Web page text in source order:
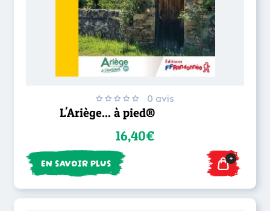
0 avis
L'Ariège... à pied®
16,40€
EN SAVOIR PLUS +